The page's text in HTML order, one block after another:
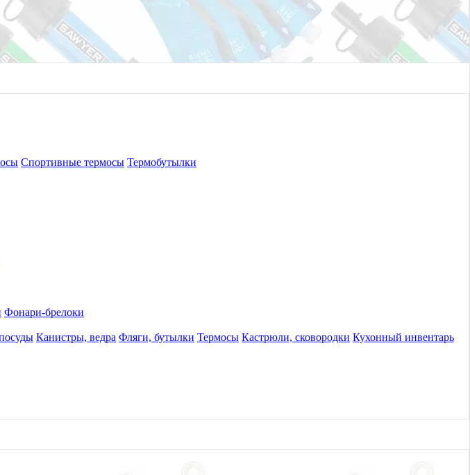
Спортивные термосы Термобутылки
Фонари-брелоки
Канистры, ведра Фляги, бутылки Термосы Кастрюли, сковородки Кухонный инвентарь